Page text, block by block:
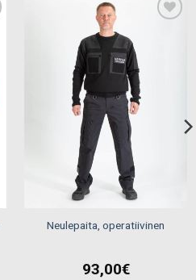
Neulepaita, operatiivinen
93,00€